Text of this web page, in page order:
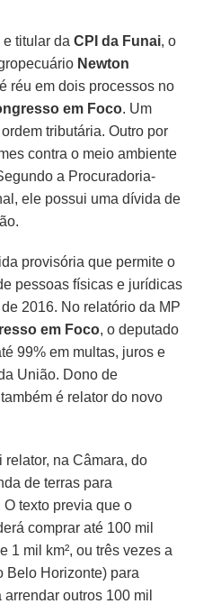
e titular daCPI da Funai, o
Newton
é réu em dois processos no
em Foco. Um
tributária. Outro por
contra o meio ambiente
a Procuradoria-
ele possui uma dívida de
provisória que permite o
pessoas físicas e jurídicas
2016. No relatório da MP
em Foco, o deputado
99% em multas, juros e
União. Dono de
é relator do novo
relator, na Câmara, do
de terras para
texto previa que o
comprar até 100 mil
1 mil km², ou três vezes a
Belo Horizonte) para
outros 100 mil